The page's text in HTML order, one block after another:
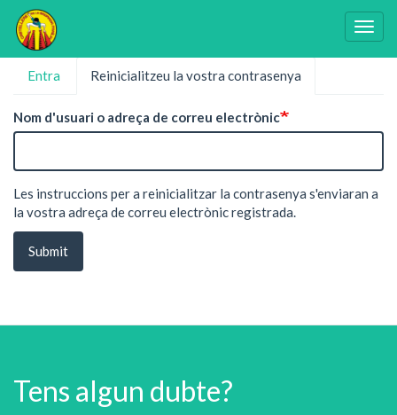
Pestanyes
primàries
Entra Reinicialitzeu la vostra contrasenya
Nom d'usuari o adreça de correu electrònic
Les instruccions per a reinicialitzar la contrasenya s'enviaran a
la vostra adreça de correu electrònic registrada.
Submit
Tens algun dubte?